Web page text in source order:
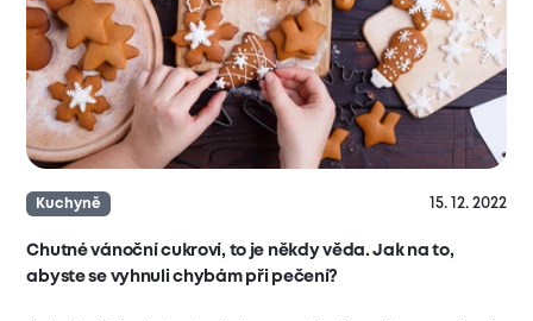
Kuchyně 15. 12. 2022
Chutné vánoční cukroví, to je někdy věda. Jak na to,
abyste se vyhnuli chybám při pečení?